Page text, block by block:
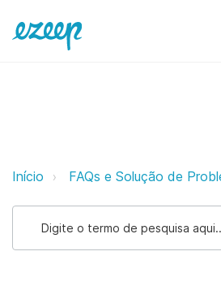
Onde posso baixar
Início FAQs e Solução de